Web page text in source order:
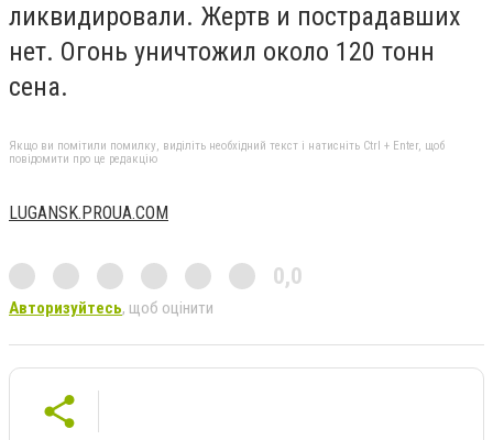
ликвидировали. Жертв и пострадавших
нет. Огонь уничтожил около 120 тонн
сена.
Якщо ви помітили помилку, виділіть необхідний текст і натисніть Ctrl + Enter, щоб
повідомити про це редакцію
LUGANSK.PROUA.COM
0,0
Авторизуйтесь, щоб оцінити